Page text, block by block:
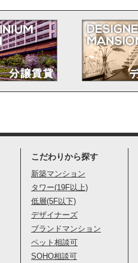
こだわりから探す
新築マンション
タワー(19F以上)
低層(5F以下)
デザイナーズ
ブランドマンション
ペット相談可
SOHO相談可